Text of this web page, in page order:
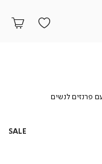
פרנזים לנשיםנעלי
SALE